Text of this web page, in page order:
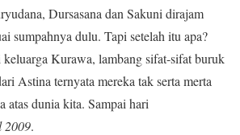
Dursasana dan Sakuni dirajam
sumpahnya dulu. Tapi setelah itu apa?
Kurawa, lambang sifat-sifat buruk
Astina ternyata mereka tak serta merta
atas dunia kita. Sampai hari
2009.